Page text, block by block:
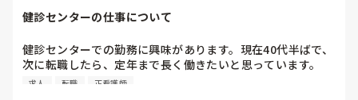
健診センターの仕事について
健診センターでの勤務に興味があります。現在40代半ばで、
次に転職したら、定年まで長く働きたいと思っています。
健診センターは比較的人気があるので、あまり空きがないと
求人 転職 正看護師